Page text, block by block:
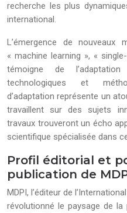
recherche les plus
international.
L’émergence de nouveaux
« machine learning », «
témoigne de
technologiques et
d’adaptation représente un
travaillent sur des sujets
travaux trouveront un écho
scientifique spécialisée dans
Profil éditorial et
publication de
MDPI, l’éditeur de
révolutionné le paysage de